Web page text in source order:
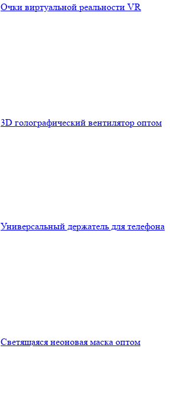
Очки виртуальной реальности VR
3D голографический вентилятор оптом
Универсальный держатель для телефона
Светящаяся неоновая маска оптом